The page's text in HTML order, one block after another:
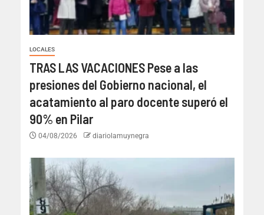
LOCALES
TRAS LAS VACACIONES Pese a las
presiones del Gobierno nacional, el
acatamiento al paro docente superó el
90% en Pilar
04/08/2026 diariolamuynegra